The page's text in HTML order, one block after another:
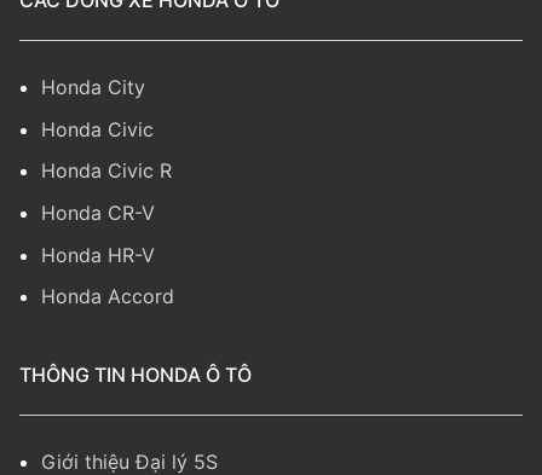
Honda City
Honda Civic
Honda Civic R
Honda CR-V
Honda HR-V
Honda Accord
THÔNG TIN HONDA Ô TÔ
Giới thiệu Đại lý 5S